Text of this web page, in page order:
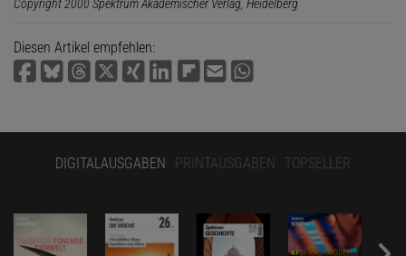
Copyright 2000 Spektrum Akademischer Verlag, Heidelberg
Diesen Artikel empfehlen:
DIGITALAUSGABEN PRINTAUSGABEN TOPSELLER